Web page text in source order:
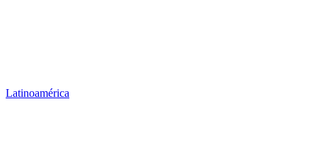
Latinoamérica